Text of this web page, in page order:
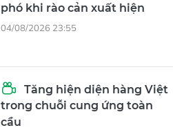
phó khi rào cản xuất hiện
04/08/2026 23:55
Tăng hiện diện hàng Việt
trong chuỗi cung ứng toàn
cầu